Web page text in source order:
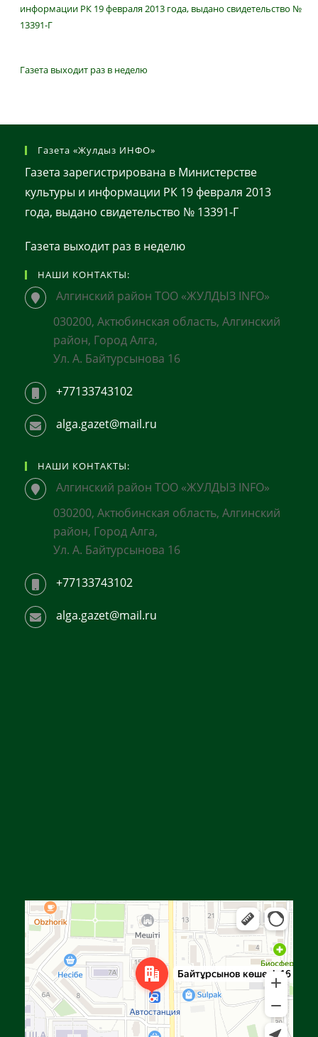
информации РК 19 февраля 2013 года, выдано свидетельство №
13391-Г
Газета выходит раз в неделю
Газета «Жулдыз ИНФО»
Газета зарегистрирована в Министерстве
культуры и информации РК 19 февраля 2013
года, выдано свидетельство № 13391-Г
Газета выходит раз в неделю
НАШИ КОНТАКТЫ:
Алгинский район ТОО «ЖУЛДЫЗ INFO»
030200, Актюбинская область, Алгинский
район, Город Алга,
Ул. А. Байтурсынова 16
+77133743102
alga.gazet@mail.ru
НАШИ КОНТАКТЫ:
Алгинский район ТОО «ЖУЛДЫЗ INFO»
030200, Актюбинская область, Алгинский
район, Город Алга,
Ул. А. Байтурсынова 16
+77133743102
alga.gazet@mail.ru
Улица Байтурсынова, 16 — Яндекс Карты